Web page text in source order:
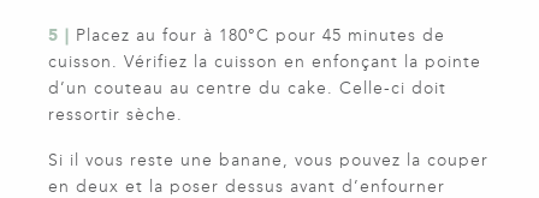
5 | Placez au four à 180°C pour 45 minutes de
cuisson. Vérifiez la cuisson en enfonçant la pointe
d’un couteau au centre du cake. Celle-ci doit
ressortir sèche.
Si il vous reste une banane, vous pouvez la couper
en deux et la poser dessus avant d’enfourner